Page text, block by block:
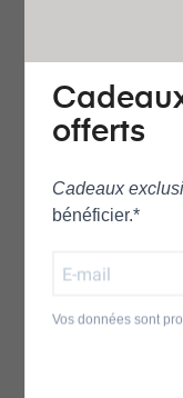
important que la
Suisse TISSOT ne
automatique
les équipes de
Bordelaise Le stylo
invitent à rincer
baignades en mer
offerts
Cadeaux
bénéficier.*
Vos données sont